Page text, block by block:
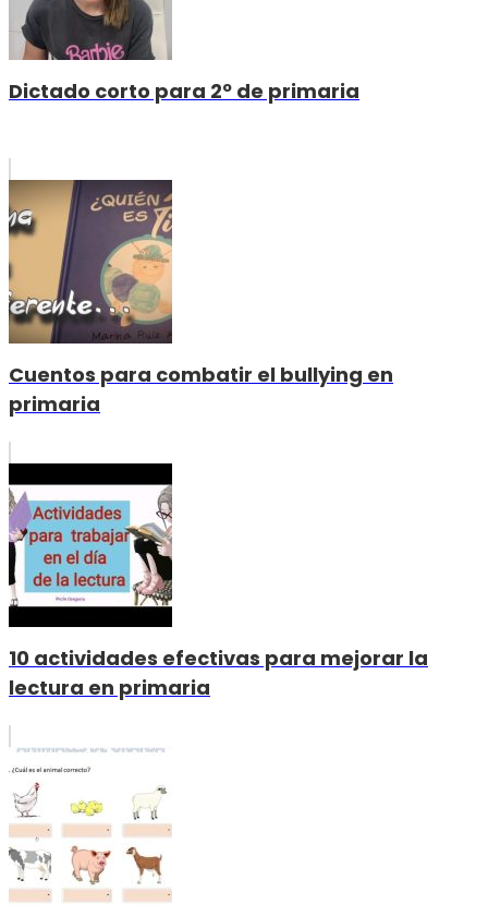
Dictado corto para 2º de primaria
Cuentos para combatir el bullying en
primaria
10 actividades efectivas para mejorar la
lectura en primaria